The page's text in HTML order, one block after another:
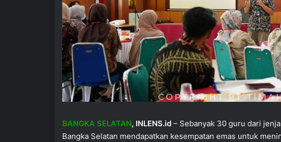
BANGKA SELATAN, INLENS.id – Sebanyak 30 guru dari
Bangka Selatan mendapatkan kesempatan emas untuk